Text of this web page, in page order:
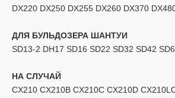
DX220 DX250 DX255 DX260 DX370
ДЛЯ БУЛЬДОЗЕРА ШАНТУИ
SD13-2 DH17 SD16 SD22 SD32 SD42
НА СЛУЧАЙ
CX210 CX210B CX210C CX210D